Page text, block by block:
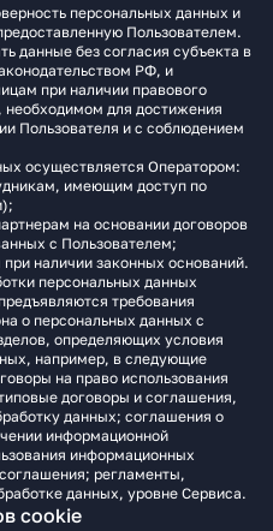
персональных данных и
Пользователем.
данные без согласия субъекта в
РФ, и
при наличии правового
необходимом для достижения
Пользователя и с соблюдением
осуществляется Оператором:
имеющим доступ по
на основании договоров
с Пользователем;
наличии законных оснований.
персональных данных
требования
о персональных данных с
определяющих условия
например, в следующие
на право использования
договоры и соглашения,
данных; соглашения о
информационной
информационных
регламенты,
данных, уровне Сервиса.
cookie